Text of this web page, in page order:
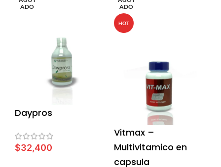
ADO
Daypros
$32,400
ADO
HOT
Vitmax –
Multivitamico en
capsula